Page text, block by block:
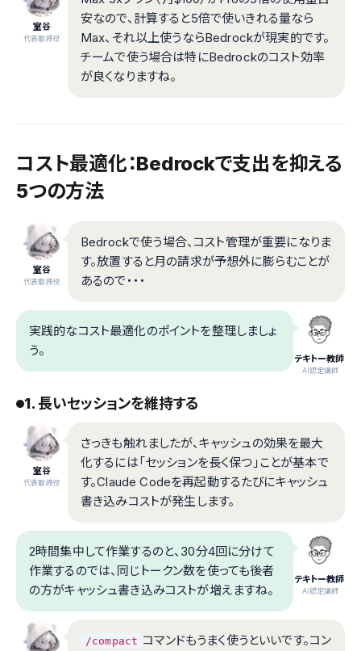
室谷
代表取締役
安なので、計算すると5倍で使いきれる量なら
Max、それ以上使うならBedrockが現実的です。
チームで使う場合は特にBedrockのコスト効率
が良くなりますね。
コスト最適化：Bedrockで支出を抑える
5つの方法
室谷
代表取締役
Bedrockで使う場合、コスト管理が重要になりま
す。放置すると月の請求が予想外に膨らむことが
あるので・・・
テキトー教師
.AI認定講師
実践的なコスト最適化のポイントを整理しましょ
う。
1. 長いセッションを維持する
室谷
代表取締役
さっきも触れましたが、キャッシュの効果を最大
化するには「セッションを長く保つ」ことが基本で
す。Claude Codeを再起動するたびにキャッシュ
書き込みコストが発生します。
テキトー教師
.AI認定講師
2時間集中して作業するのと、30分4回に分けて
作業するのでは、同じトークン数を使っても後者
の方がキャッシュ書き込みコストが増えますね。
/compact コマンドもうまく使うといいです。コン